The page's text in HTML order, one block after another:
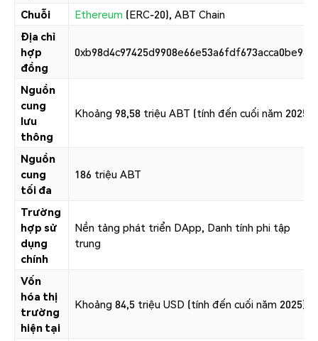
Chuỗi Ethereum (ERC-20), ABT Chain
Địa chỉ
hợp
đồng
0xb98d4c97425d9908e66e53a6fdf673acca0be986
Nguồn
cung
lưu
thông
Khoảng 98,58 triệu ABT (tính đến cuối năm 2025)
Nguồn
cung
tối đa
186 triệu ABT
Trường
hợp sử
dụng
chính
Nền tảng phát triển DApp, Danh tính phi tập
trung
Vốn
hóa thị
trường
hiện tại
Khoảng 84,5 triệu USD (tính đến cuối năm 2025)